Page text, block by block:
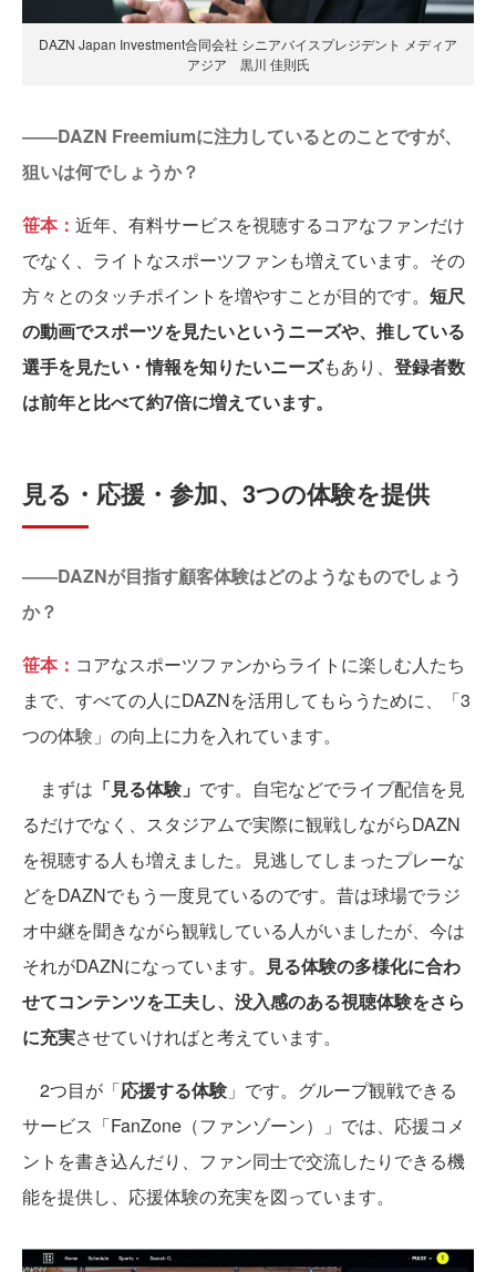
DAZN Japan Investment合同会社 シニアバイスプレジデント メディア
アジア 黒川 佳則氏
――DAZN Freemiumに注力しているとのことですが、
狙いは何でしょうか？
笹本： 近年、有料サービスを視聴するコアなファンだけ
でなく、ライトなスポーツファンも増えています。その
方々とのタッチポイントを増やすことが目的です。 短尺
の動画でスポーツを見たいというニーズや、推している
選手を見たい・情報を知りたいニーズもあり、 登録者数
は前年と比べて約7倍に増えています。
見る・応援・参加、3つの体験を提供
――DAZNが目指す顧客体験はどのようなものでしょう
か？
笹本： コアなスポーツファンからライトに楽しむ人たち
まで、すべての人にDAZNを活用してもらうために、「3
つの体験」の向上に力を入れています。
まずは 「見る体験」 です。自宅などでライブ配信を見
るだけでなく、スタジアムで実際に観戦しながらDAZN
を視聴する人も増えました。見逃してしまったプレーな
どをDAZNでもう一度見ているのです。昔は球場でラジ
オ中継を聞きながら観戦している人がいましたが、今は
それがDAZNになっています。
見る体験の多様化に合わ
せてコンテンツを工夫し、没入感のある視聴体験をさら
に充実させていければと考えています。
2つ目が「応援する体験 」です。グループ観戦できる
サービス「FanZone（ファンゾーン）」では、応援コメ
ントを書き込んだり、ファン同士で交流したりできる機
能を提供し、応援体験の充実を図っています。